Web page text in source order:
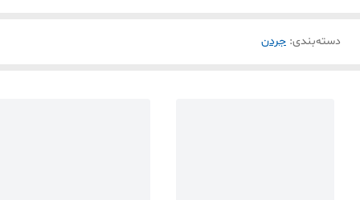
دسته‌بندی: جردن